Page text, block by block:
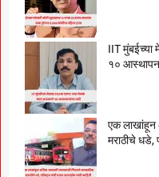
IIT
१०
एक लाखांहून
मराठीचे धडे,